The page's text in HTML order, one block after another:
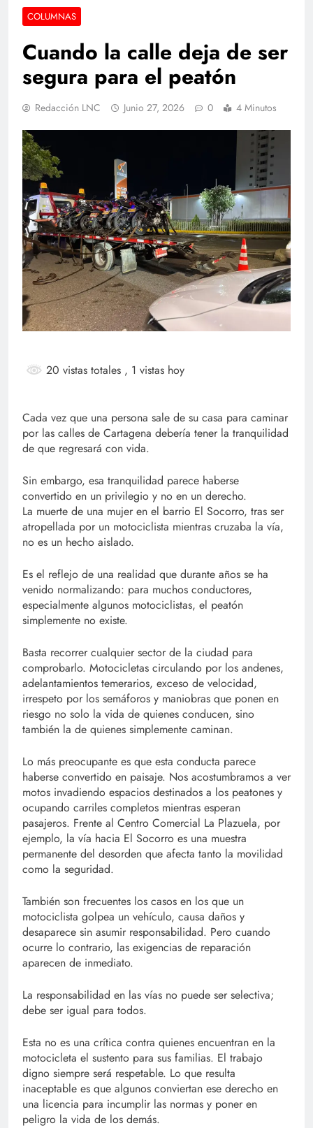
COLUMNAS
Cuando la calle deja de ser
segura para el peatón
Redacción LNC Junio 27, 2026 0 4 Minutos
20 vistas totales , 1 vistas hoy
Cada vez que una persona sale de su casa para caminar
por las calles de Cartagena debería tener la tranquilidad
de que regresará con vida.
Sin embargo, esa tranquilidad parece haberse
convertido en un privilegio y no en un derecho.
La muerte de una mujer en el barrio El Socorro, tras ser
atropellada por un motociclista mientras cruzaba la vía,
no es un hecho aislado.
Es el reflejo de una realidad que durante años se ha
venido normalizando: para muchos conductores,
especialmente algunos motociclistas, el peatón
simplemente no existe.
Basta recorrer cualquier sector de la ciudad para
comprobarlo. Motocicletas circulando por los andenes,
adelantamientos temerarios, exceso de velocidad,
irrespeto por los semáforos y maniobras que ponen en
riesgo no solo la vida de quienes conducen, sino
también la de quienes simplemente caminan.
Lo más preocupante es que esta conducta parece
haberse convertido en paisaje. Nos acostumbramos a ver
motos invadiendo espacios destinados a los peatones y
ocupando carriles completos mientras esperan
pasajeros. Frente al Centro Comercial La Plazuela, por
ejemplo, la vía hacia El Socorro es una muestra
permanente del desorden que afecta tanto la movilidad
como la seguridad.
También son frecuentes los casos en los que un
motociclista golpea un vehículo, causa daños y
desaparece sin asumir responsabilidad. Pero cuando
ocurre lo contrario, las exigencias de reparación
aparecen de inmediato.
La responsabilidad en las vías no puede ser selectiva;
debe ser igual para todos.
Esta no es una crítica contra quienes encuentran en la
motocicleta el sustento para sus familias. El trabajo
digno siempre será respetable. Lo que resulta
inaceptable es que algunos conviertan ese derecho en
una licencia para incumplir las normas y poner en
peligro la vida de los demás.